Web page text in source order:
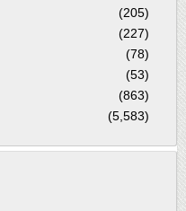
(205)
(227)
(78)
(53)
(863)
(5,583)